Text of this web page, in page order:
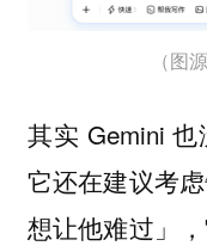
（图
其实 Gemini
它还在建议考
想让他难过」